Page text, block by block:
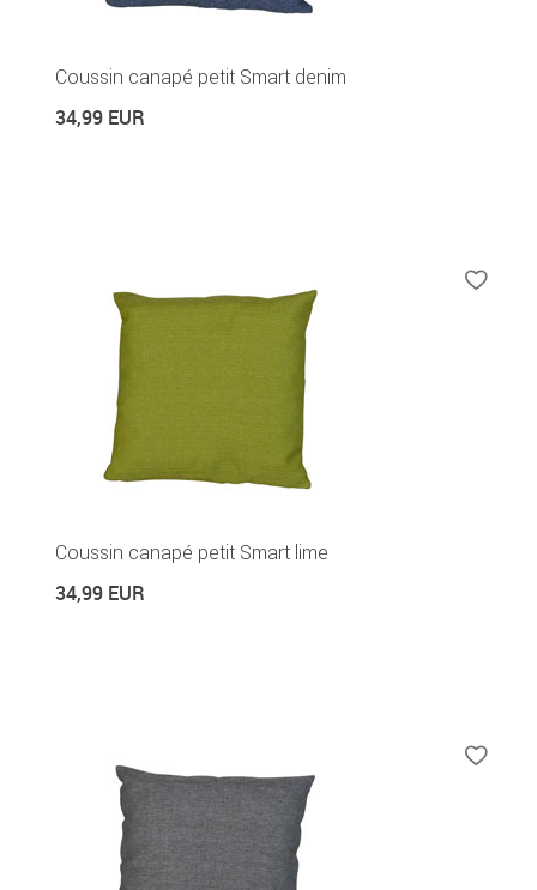
Coussin canapé petit Smart denim
34,99 EUR
Coussin canapé petit Smart lime
34,99 EUR